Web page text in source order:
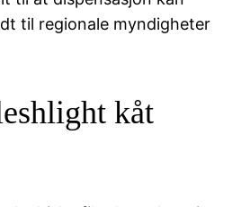
til regionale myndigheter
kåt